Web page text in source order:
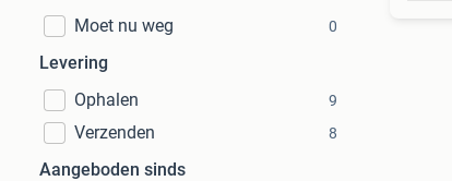
Moet nu weg
0
Levering
Ophalen
9
Verzenden 8
Aangeboden sinds